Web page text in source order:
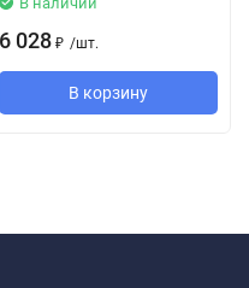
6 028 ₽ /шт.
В корзину